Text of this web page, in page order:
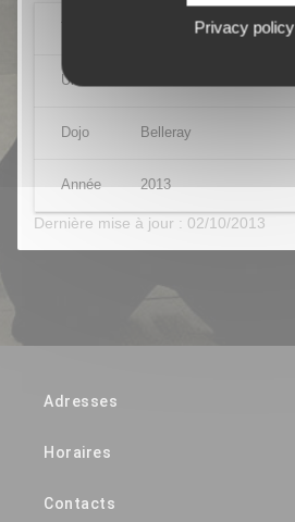
Tori Patrice BEAUFORT
Uke
Dojo Belleray
Année 2013
Dernière mise à jour : 02/10/2013
Adresses
Horaires
Contacts
Privacy policy